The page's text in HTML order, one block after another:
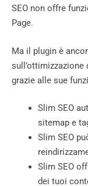
SEO non offre
Page.
Ma il plugin è
grazie alle sue
Slim SEO
sitemap e
Slim SEO
Slim SEO
dei tuoi